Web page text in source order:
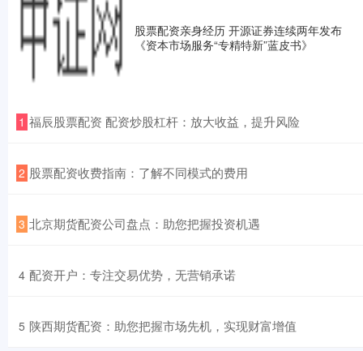
股票配资亲身经历 开源证券连续两年发布
《资本市场服务“专精特新”蓝皮书》
1 ​福辰股票配资 配资炒股杠杆：放大收益，提升风险
2 ​股票配资收费指南：了解不同模式的费用
3 ​北京期货配资公司盘点：助您把握投资机遇
4 ​配资开户：专注交易优势，无营销承诺
5 ​陕西期货配资：助您把握市场先机，实现财富增值